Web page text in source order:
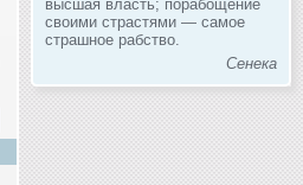
высшая власть; порабощение
своими страстями — самое
страшное рабство.
Сенека